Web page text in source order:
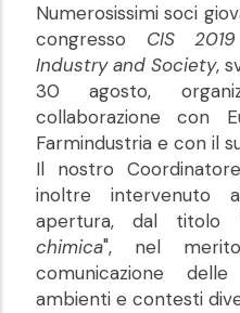
Numerosissimi soci
congresso CIS
Industry and Society,
30 agosto,
collaborazione con
Farmindustria e con il
Il nostro
inoltre intervenuto
apertura, dal titolo
chimica", nel merito
comunicazione
ambienti e contesti